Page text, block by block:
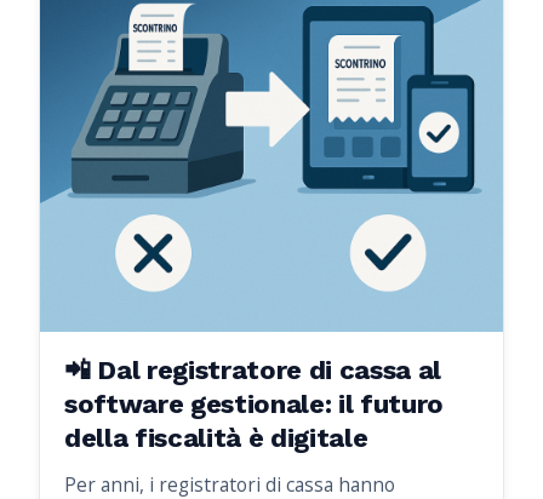
📲 Dal registratore di cassa al
software gestionale: il futuro
della fiscalità è digitale
Per anni, i registratori di cassa hanno